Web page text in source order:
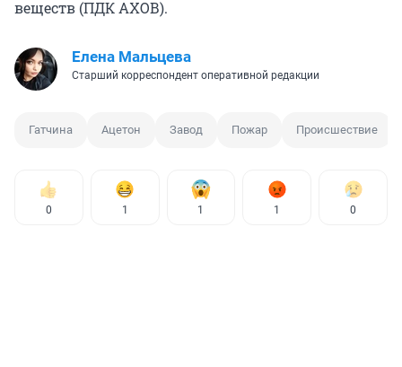
веществ (ПДК АХОВ).
Елена Мальцева
Старший корреспондент оперативной редакции
Гатчина Ацетон Завод Пожар Происшествие
0 1 1 1 0